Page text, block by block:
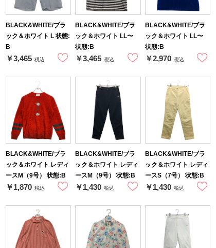
BLACK&WHITE/ブラ
ック＆ホワイト L 状態:
B
￥3,465 税込
BLACK&WHITE/ブラ
ック＆ホワイト LL〜
状態:B
￥3,465 税込
BLACK&WHITE/ブラ
ック＆ホワイト LL〜
状態:B
￥2,970 税込
BLACK&WHITE/ブラ
ック＆ホワイト レディ
ースM（9号） 状態:B
￥1,870 税込
BLACK&WHITE/ブラ
ック＆ホワイト レディ
ースM（9号） 状態:B
￥1,430 税込
BLACK&WHITE/ブラ
ック＆ホワイト レディ
ースS（7号） 状態:B
￥1,430 税込